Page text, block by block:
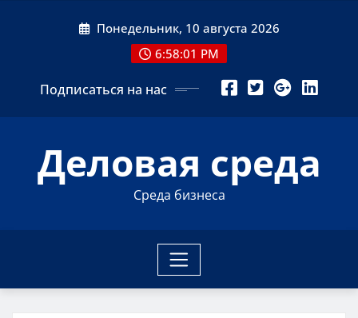
Понедельник, 10 августа 2026
6:58:03 PM
Подписаться на нас
Деловая среда
Среда бизнеса